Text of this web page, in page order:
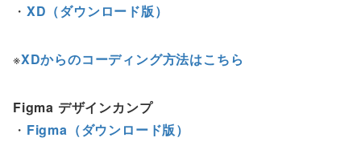
・ XD（ダウンロード版）
※XDからのコーディング方法はこちら
Figma デザインカンプ
・ Figma（ダウンロード版）